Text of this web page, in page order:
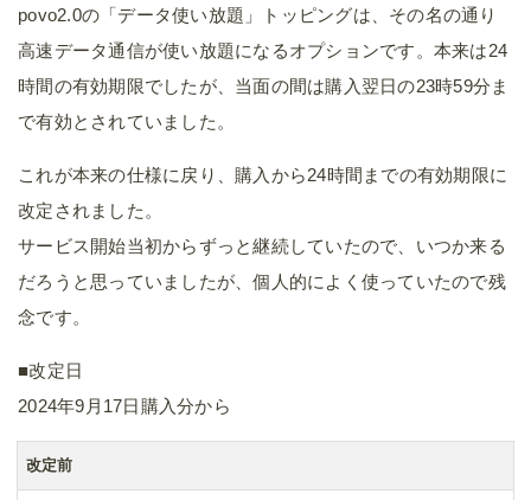
povo2.0の「データ使い放題」トッピングは、その名の通り
高速データ通信が使い放題になるオプションです。本来は24
時間の有効期限でしたが、当面の間は購入翌日の23時59分ま
で有効とされていました。
これが本来の仕様に戻り、購入から24時間までの有効期限に
改定されました。
サービス開始当初からずっと継続していたので、いつか来る
だろうと思っていましたが、個人的によく使っていたので残
念です。
■改定日
2024年9月17日購入分から
改定前